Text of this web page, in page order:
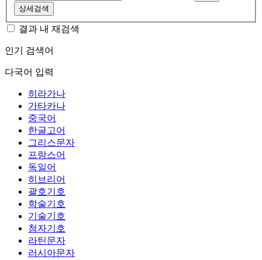
상세검색
결과 내 재검색
인기 검색어
다국어 입력
히라가나
가타카나
중국어
한글고어
그리스문자
프랑스어
독일어
히브리어
괄호기호
학술기호
기술기호
첨자기호
라틴문자
러시아문자